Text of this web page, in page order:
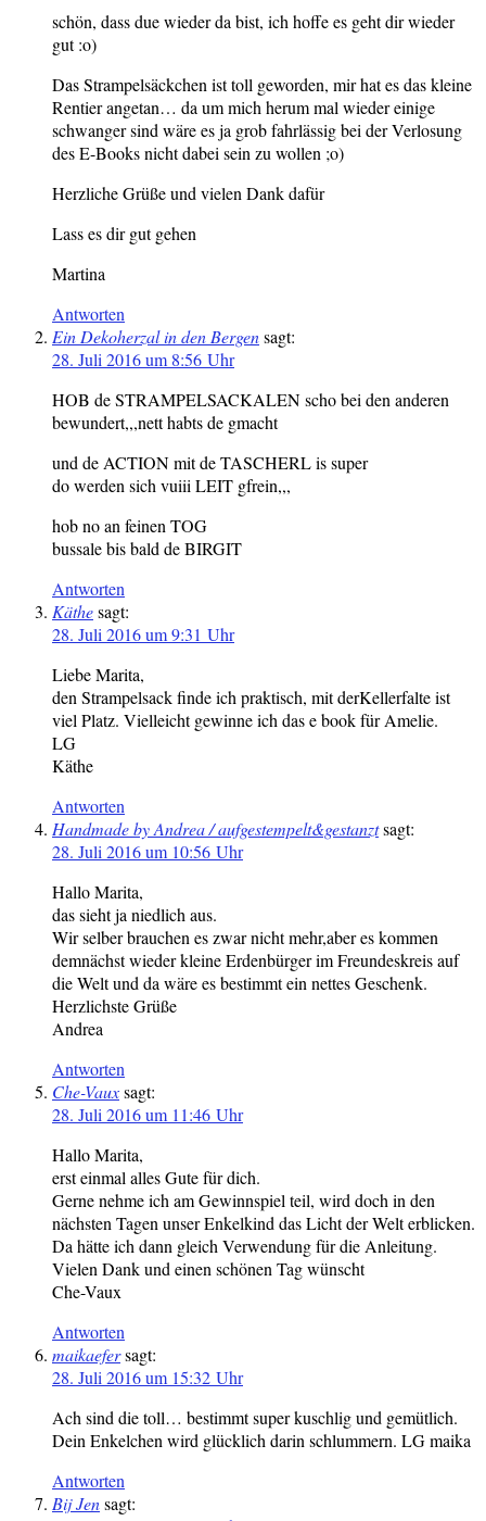
schön, dass due wieder da bist, ich hoffe es geht dir wieder
gut :o)
Das Strampelsäckchen ist toll geworden, mir hat es das kleine
Rentier angetan… da um mich herum mal wieder einige
schwanger sind wäre es ja grob fahrlässig bei der Verlosung
des E-Books nicht dabei sein zu wollen ;o)
Herzliche Grüße und vielen Dank dafür
Lass es dir gut gehen
Martina
Antworten
Ein Dekoherzal in den Bergensagt:
28. Juli 2016 um 8:56 Uhr
HOB de STRAMPELSACKALEN scho bei den anderen
bewundert,,,nett habts de gmacht
und de ACTION mit de TASCHERL is super
do werden sich vuiii LEIT gfrein,,,
hob no an feinen TOG
bussale bis bald de BIRGIT
Antworten
Käthesagt:
28. Juli 2016 um 9:31 Uhr
Liebe Marita,
den Strampelsack finde ich praktisch, mit derKellerfalte ist
viel Platz. Vielleicht gewinne ich das e book für Amelie.
LG
Käthe
Antworten
Handmade by Andrea / aufgestempelt&gestanztsagt:
28. Juli 2016 um 10:56 Uhr
Hallo Marita,
das sieht ja niedlich aus.
Wir selber brauchen es zwar nicht mehr,aber es kommen
demnächst wieder kleine Erdenbürger im Freundeskreis auf
die Welt und da wäre es bestimmt ein nettes Geschenk.
Herzlichste Grüße
Andrea
Antworten
Che-Vauxsagt:
28. Juli 2016 um 11:46 Uhr
Hallo Marita,
erst einmal alles Gute für dich.
Gerne nehme ich am Gewinnspiel teil, wird doch in den
nächsten Tagen unser Enkelkind das Licht der Welt erblicken.
Da hätte ich dann gleich Verwendung für die Anleitung.
Vielen Dank und einen schönen Tag wünscht
Che-Vaux
Antworten
maikaefersagt:
28. Juli 2016 um 15:32 Uhr
Ach sind die toll… bestimmt super kuschlig und gemütlich.
Dein Enkelchen wird glücklich darin schlummern. LG maika
Antworten
Bij Jensagt: